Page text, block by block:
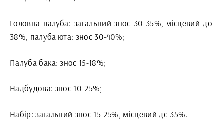
Головна палуба: загальний знос 30-35%, місцевий до
38%, палуба юта: знос 30-40%;
Палуба бака: знос 15-18%;
Надбудова: знос 10-25%;
Набір: загальний знос 15-25%, місцевий до 35%.